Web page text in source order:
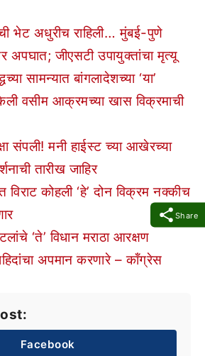
Share
भेट अधुरीच राहिली… मुंबई-पुणे
अपघात; जीएसटी उपायुक्तांचा मृत्यू
सामन्यात बांगलादेशच्या ‘या’
वसीम आक्रमच्या खास विक्रमाची
संपली! मनी हाईस्ट च्या आखेरच्या
तारीख जाहिर
विराट कोहली ‘हे’ दोन विक्रम नक्कीच
‘ते’ विधान मराठा आरक्षण
अपमान करणारे – कॉंग्रेस
Facebook